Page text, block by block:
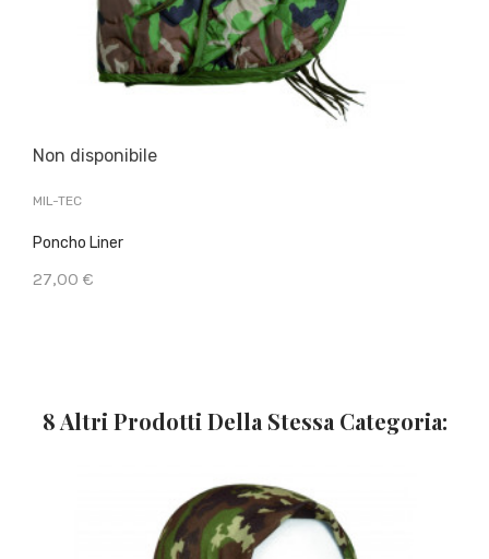
Non disponibile
MIL-TEC
Poncho Liner
27,00 €
8 Altri Prodotti Della Stessa Categoria: